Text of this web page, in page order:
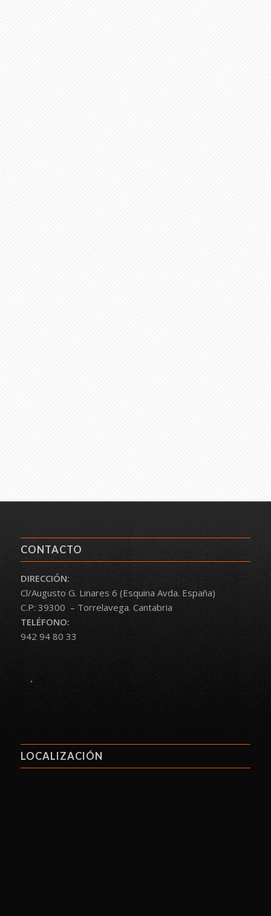
CONTACTO
DIRECCIÓN:
Cl/Augusto G. Linares 6 (Esquina Avda. España)
C.P: 39300 – Torrelavega. Cantabria
TELÉFONO:
942 94 80 33
.
LOCALIZACIÓN